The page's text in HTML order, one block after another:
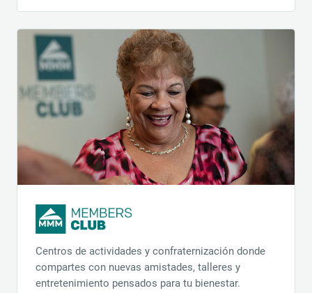
Centros de actividades y confraternización donde
compartes con nuevas amistades, talleres y
entretenimiento pensados para tu bienestar.